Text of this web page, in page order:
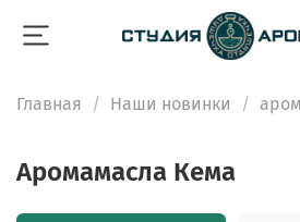
Главная Наши новинки
аромамасла Кема